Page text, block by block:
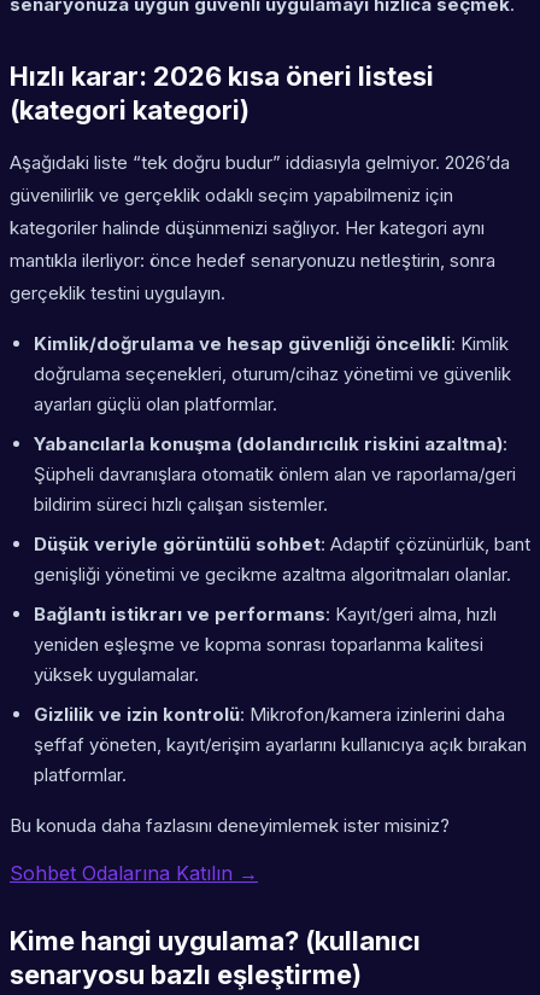
Hızlı karar: 2026 kısa öneri listesi
(kategori kategori)
Aşağıdaki liste “tek doğru budur” iddiasıyla gelmiyor. 2026’da
güvenilirlik ve gerçeklik odaklı seçim yapabilmeniz için
kategoriler halinde düşünmenizi sağlıyor. Her kategori aynı
mantıkla ilerliyor: önce hedef senaryonuzu netleştirin, sonra
gerçeklik testini uygulayın.
Kimlik/doğrulama ve hesap güvenliği öncelikli: Kimlik
doğrulama seçenekleri, oturum/cihaz yönetimi ve güvenlik
ayarları güçlü olan platformlar.
Yabancılarla konuşma (dolandırıcılık riskini azaltma):
Şüpheli davranışlara otomatik önlem alan ve raporlama/geri
bildirim süreci hızlı çalışan sistemler.
Düşük veriyle görüntülü sohbet: Adaptif çözünürlük, bant
genişliği yönetimi ve gecikme azaltma algoritmaları olanlar.
Bağlantı istikrarı ve performans: Kayıt/geri alma, hızlı
yeniden eşleşme ve kopma sonrası toparlanma kalitesi
yüksek uygulamalar.
Gizlilik ve izin kontrolü: Mikrofon/kamera izinlerini daha
şeffaf yöneten, kayıt/erişim ayarlarını kullanıcıya açık bırakan
platformlar.
Bu konuda daha fazlasını deneyimlemek ister misiniz?
Sohbet Odalarına Katılın →
Kime hangi uygulama? (kullanıcı
senaryosu bazlı eşleştirme)